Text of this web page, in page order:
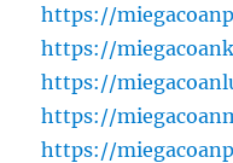
https://
https://
https://
https://
https://